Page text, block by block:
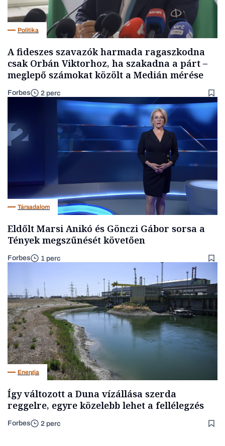
Politika
A fideszes szavazók harmada ragaszkodna
csak Orbán Viktorhoz, ha szakadna a párt –
meglepő számokat közölt a Medián mérése
Forbes 2 perc
Társadalom
Eldőlt Marsi Anikó és Gönczi Gábor sorsa a
Tények megszűnését követően
Forbes 1 perc
Energia
Így változott a Duna vízállása szerda
reggelre, egyre közelebb lehet a fellélegzés
Forbes 2 perc